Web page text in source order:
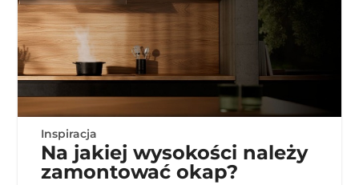
Inspiracja
Na jakiej wysokości należy
zamontować okap?